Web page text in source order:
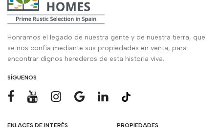
Honramos el legado de nuestra gente y de nuestra tierra, que
se nos confía mediante sus propiedades en venta, para
encontrar dignos herederos de esta historia viva.
SÍGUENOS
ENLACES DE INTERÉS PROPIEDADES